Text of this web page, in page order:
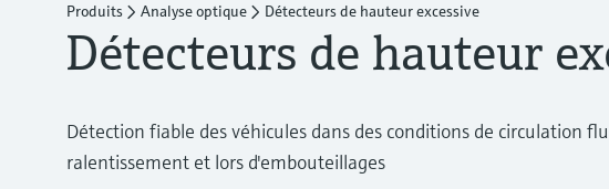
Produits Analyse optique Détecteurs de hauteur excessive
Détecteurs de hauteur
Détection fiable des véhicules dans des conditions de circulation
ralentissement et lors d'embouteillages